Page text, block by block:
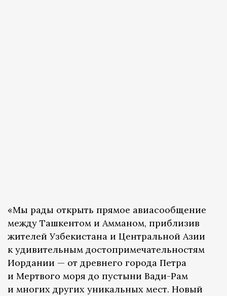
«Мы рады открыть прямое авиасообщение
между Ташкентом и Амманом, приблизив
жителей Узбекистана и Центральной Азии
к удивительным достопримечательностям
Иордании — от древнего города Петра
и Мертвого моря до пустыни Вади-Рам
и многих других уникальных мест. Новый